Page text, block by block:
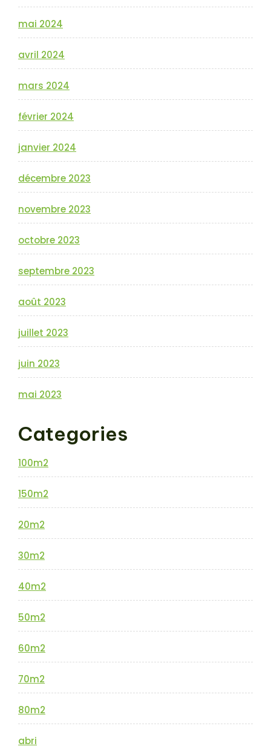
mai 2024
avril 2024
mars 2024
février 2024
janvier 2024
décembre 2023
novembre 2023
octobre 2023
septembre 2023
août 2023
juillet 2023
juin 2023
mai 2023
Categories
100m2
150m2
20m2
30m2
40m2
50m2
60m2
70m2
80m2
abri